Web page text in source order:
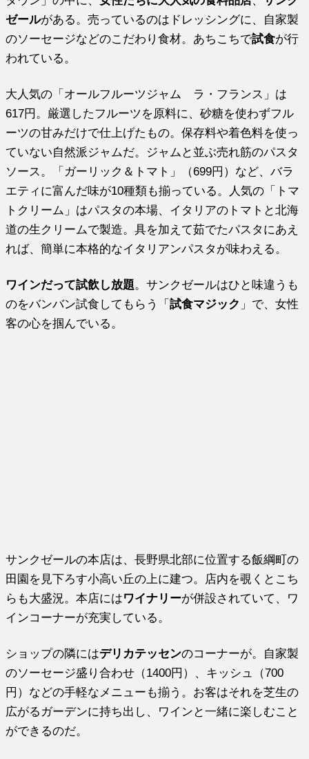
ゼールがある。売っているのはドレッシングに、自家製
のソーセージなどのこだわり食材。あちこちで試食が行
われている。
大人気の「オールフルーツジャム ラ・フランス」は
617円。厳選したフルーツを原料に、砂糖を使わずフル
ーツの甘みだけで仕上げたもの。保存料や着色料を使っ
ていない自然派ジャムだ。ジャムと並ぶ売れ筋のパスタ
ソース。「ガーリック＆トマト」（699円）など、バラ
エティに富んだ味が10種類も揃っている。人気の「トマ
トクリーム」はパスタの本場、イタリアのトマトと北海
道の生クリームで製造。具を加えて茹でたパスタにあえ
れば、簡単に本格的なイタリアンパスタが味わえる。
ワインだって試飲し放題 。サンクゼールはひと味違うも
のをバンバン試食してもらう「試食マジック 」で、女性
客の心を掴んでいる。
サンクゼールの本店は、長野県北部に位置する飯綱町の
田園を見下ろす小高い丘の上に建つ。店内を覗くとこち
らも大盛況。本店にはワイナリーが併設されていて、ワ
インコーナーが充実している。
ショップの隣にはデリカテッセンのコーナーが。自家製
のソーセージ盛り合わせ（1400円）、キッシュ（700
円）などの手軽なメニューも揃う。お客はそれを芝生の
広がるガーデンに持ち出し、ワインと一緒に楽しむこと
ができるのだ。